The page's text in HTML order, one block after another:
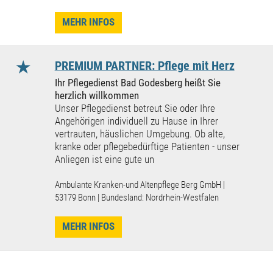
MEHR INFOS
★ PREMIUM PARTNER: Pflege mit Herz
Ihr Pflegedienst Bad Godesberg heißt Sie
herzlich willkommen
Unser Pflegedienst betreut Sie oder Ihre
Angehörigen individuell zu Hause in Ihrer
vertrauten, häuslichen Umgebung. Ob alte,
kranke oder pflegebedürftige Patienten - unser
Anliegen ist eine gute un
Ambulante Kranken-und Altenpflege Berg GmbH |
53179 Bonn | Bundesland: Nordrhein-Westfalen
MEHR INFOS